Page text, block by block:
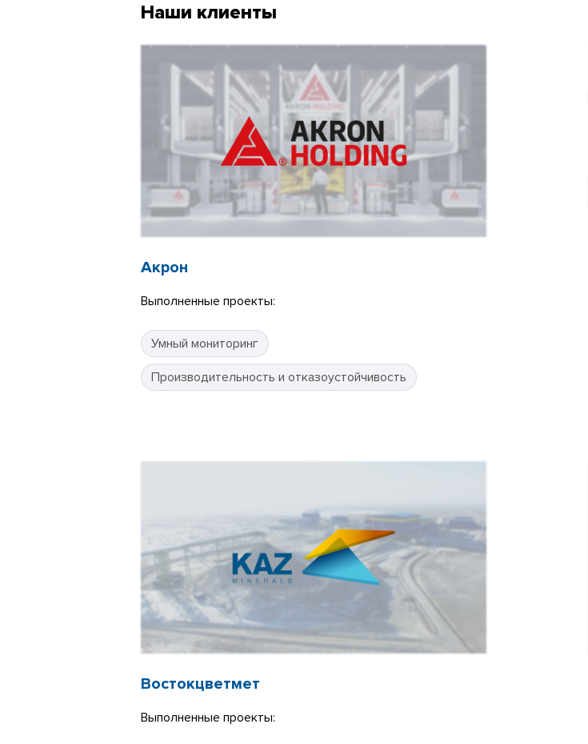
Наши клиенты
Акрон
Выполненные проекты:
Умный мониторинг
Производительность и отказоустойчивость
Востокцветмет
Выполненные проекты: